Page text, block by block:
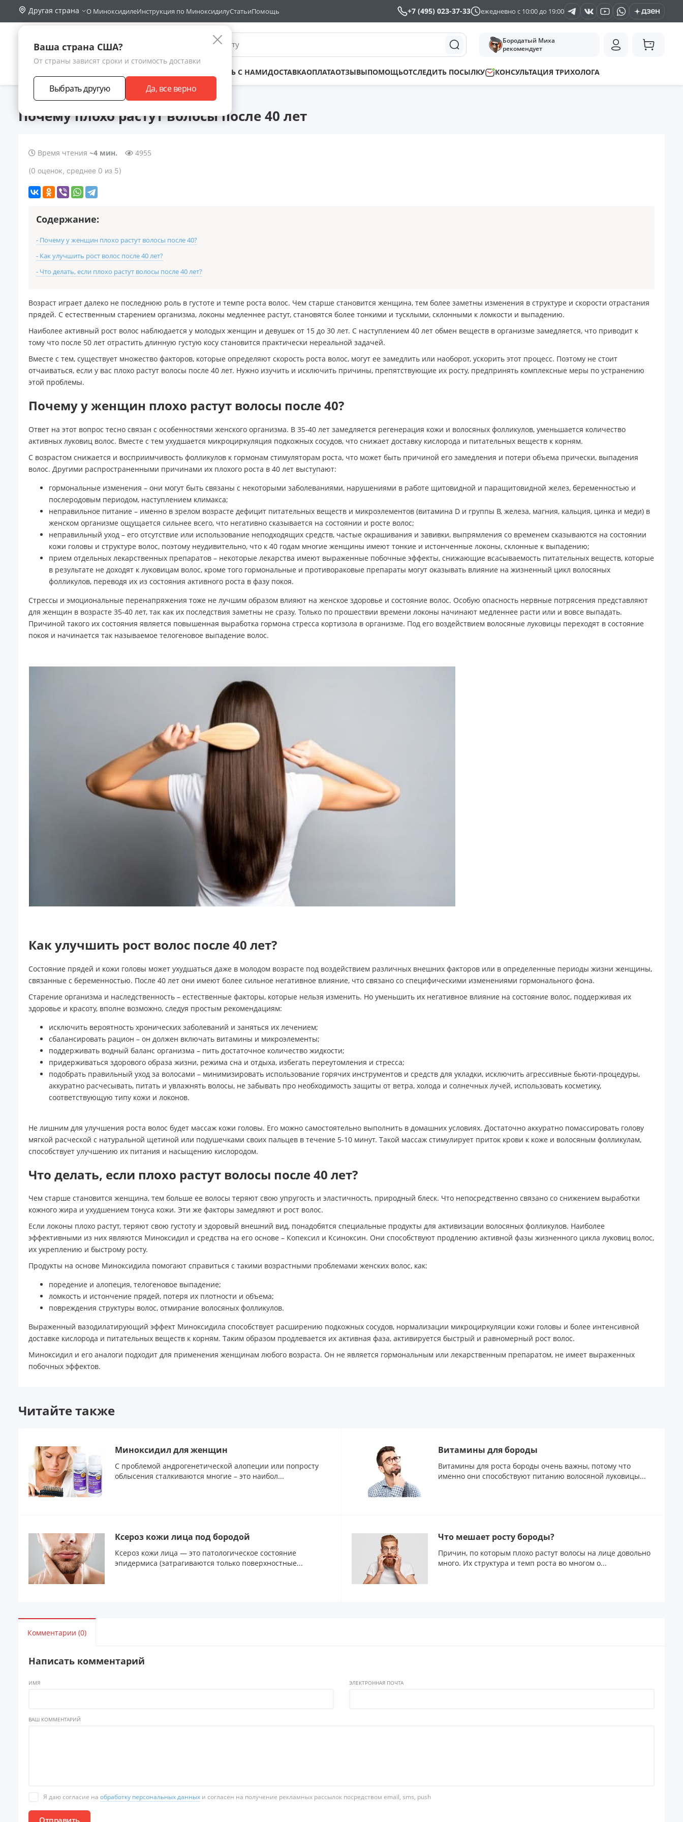
Другая страна
Ваша страна США?
От страны зависят сроки и стоимость доставки
Выбрать другую Да, все верно
О МиноксидилеИнструкция по МиноксидилуСтатьиПомощь +7 (495) 023-37-33 ежедневно с 10:00 до 19:00
Поиск по сайту
Бородатый Миха
рекомендует
ЗАРАБОТАТЬ С НАМИДОСТАВКАОПЛАТАОТЗЫВЫПОМОЩЬОТСЛЕДИТЬ ПОСЫЛКУ КОНСУЛЬТАЦИЯ ТРИХОЛОГА
Главная Почему плохо растут волосы после 40 лет
Почему плохо растут волосы после 40 лет
Время чтения ~4 мин. 4955
(0 оценок, среднее 0 из 5)
Содержание:
- Почему у женщин плохо растут волосы после 40?
- Как улучшить рост волос после 40 лет?
- Что делать, если плохо растут волосы после 40 лет?
Возраст играет далеко не последнюю роль в густоте и темпе роста волос. Чем старше становится женщина, тем более заметны изменения в структуре и скорости отрастания
прядей. С естественным старением организма, локоны медленнее растут, становятся более тонкими и тусклыми, склонными к ломкости и выпадению.
Наиболее активный рост волос наблюдается у молодых женщин и девушек от 15 до 30 лет. С наступлением 40 лет обмен веществ в организме замедляется, что приводит к
тому что после 50 лет отрастить длинную густую косу становится практически нереальной задачей.
Вместе с тем, существует множество факторов, которые определяют скорость роста волос, могут ее замедлить или наоборот, ускорить этот процесс. Поэтому не стоит
отчаиваться, если у вас плохо растут волосы после 40 лет. Нужно изучить и исключить причины, препятствующие их росту, предпринять комплексные меры по устранению
этой проблемы.
Почему у женщин плохо растут волосы после 40?
Ответ на этот вопрос тесно связан с особенностями женского организма. В 35-40 лет замедляется регенерация кожи и волосяных фолликулов, уменьшается количество
активных луковиц волос. Вместе с тем ухудшается микроциркуляция подкожных сосудов, что снижает доставку кислорода и питательных веществ к корням.
С возрастом снижается и восприимчивость фолликулов к гормонам стимуляторам роста, что может быть причиной его замедления и потери объема прически, выпадения
волос. Другими распространенными причинами их плохого роста в 40 лет выступают:
гормональные изменения – они могут быть связаны с некоторыми заболеваниями, нарушениями в работе щитовидной и паращитовидной желез, беременностью и
послеродовым периодом, наступлением климакса;
неправильное питание – именно в зрелом возрасте дефицит питательных веществ и микроэлементов (витамина D и группы В, железа, магния, кальция, цинка и меди) в
женском организме ощущается сильнее всего, что негативно сказывается на состоянии и росте волос;
неправильный уход – его отсутствие или использование неподходящих средств, частые окрашивания и завивки, выпрямления со временем сказываются на состоянии
кожи головы и структуре волос, поэтому неудивительно, что к 40 годам многие женщины имеют тонкие и истонченные локоны, склонные к выпадению;
прием отдельных лекарственных препаратов – некоторые лекарства имеют выраженные побочные эффекты, снижающие всасываемость питательных веществ, которые
в результате не доходят к луковицам волос, кроме того гормональные и противораковые препараты могут оказывать влияние на жизненный цикл волосяных
фолликулов, переводя их из состояния активного роста в фазу покоя.
Стрессы и эмоциональные перенапряжения тоже не лучшим образом влияют на женское здоровье и состояние волос. Особую опасность нервные потрясения представляют
для женщин в возрасте 35-40 лет, так как их последствия заметны не сразу. Только по прошествии времени локоны начинают медленнее расти или и вовсе выпадать.
Причиной такого их состояния является повышенная выработка гормона стресса кортизола в организме. Под его воздействием волосяные луковицы переходят в состояние
покоя и начинается так называемое телогеновое выпадение волос.
Как улучшить рост волос после 40 лет?
Состояние прядей и кожи головы может ухудшаться даже в молодом возрасте под воздействием различных внешних факторов или в определенные периоды жизни женщины,
связанные с беременностью. После 40 лет они имеют более сильное негативное влияние, что связано со специфическими изменениями гормонального фона.
Старение организма и наследственность – естественные факторы, которые нельзя изменить. Но уменьшить их негативное влияние на состояние волос, поддерживая их
здоровье и красоту, вполне возможно, следуя простым рекомендациям:
исключить вероятность хронических заболеваний и заняться их лечением;
сбалансировать рацион – он должен включать витамины и микроэлементы;
поддерживать водный баланс организма – пить достаточное количество жидкости;
придерживаться здорового образа жизни, режима сна и отдыха, избегать переутомления и стресса;
подобрать правильный уход за волосами – минимизировать использование горячих инструментов и средств для укладки, исключить агрессивные бьюти-процедуры,
аккуратно расчесывать, питать и увлажнять волосы, не забывать про необходимость защиты от ветра, холода и солнечных лучей, использовать косметику,
соответствующую типу кожи и локонов.
Не лишним для улучшения роста волос будет массаж кожи головы. Его можно самостоятельно выполнить в домашних условиях. Достаточно аккуратно помассировать голову
мягкой расческой с натуральной щетиной или подушечками своих пальцев в течение 5-10 минут. Такой массаж стимулирует приток крови к коже и волосяным фолликулам,
способствует улучшению их питания и насыщению кислородом.
Что делать, если плохо растут волосы после 40 лет?
Чем старше становится женщина, тем больше ее волосы теряют свою упругость и эластичность, природный блеск. Что непосредственно связано со снижением выработки
кожного жира и ухудшением тонуса кожи. Эти же факторы замедляют и рост волос.
Если локоны плохо растут, теряют свою густоту и здоровый внешний вид, понадобятся специальные продукты для активизации волосяных фолликулов. Наиболее
эффективными из них являются Миноксидил и средства на его основе – Копексил и Ксиноксин. Они способствуют продлению активной фазы жизненного цикла луковиц волос,
их укреплению и быстрому росту.
Продукты на основе Миноксидила помогают справиться с такими возрастными проблемами женских волос, как:
поредение и алопеция, телогеновое выпадение;
ломкость и истончение прядей, потеря их плотности и объема;
повреждения структуры волос, отмирание волосяных фолликулов.
Выраженный вазодилатирующий эффект Миноксидила способствует расширению подкожных сосудов, нормализации микроциркуляции кожи головы и более интенсивной
доставке кислорода и питательных веществ к корням. Таким образом продлевается их активная фаза, активируется быстрый и равномерный рост волос.
Миноксидил и его аналоги подходит для применения женщинам любого возраста. Он не является гормональным или лекарственным препаратом, не имеет выраженных
побочных эффектов.
Читайте также
Миноксидил для женщин
С проблемой андрогенетической алопеции или попросту
облысения сталкиваются многие – это наибол...
Витамины для бороды
Витамины для роста бороды очень важны, потому что
именно они способствуют питанию волосяной луковицы...
Ксероз кожи лица под бородой
Ксероз кожи лица — это патологическое состояние
эпидермиса (затрагиваются только поверхностные...
Что мешает росту бороды?
Причин, по которым плохо растут волосы на лице довольно
много. Их структура и темп роста во многом о...
Комментарии (0)
Написать комментарий
ИМЯ ЭЛЕКТРОННАЯ ПОЧТА
ВАШ КОММЕНТАРИЙ
Я даю согласие на обработку персональных данных и согласен на получение рекламных рассылок посредством email, sms, push